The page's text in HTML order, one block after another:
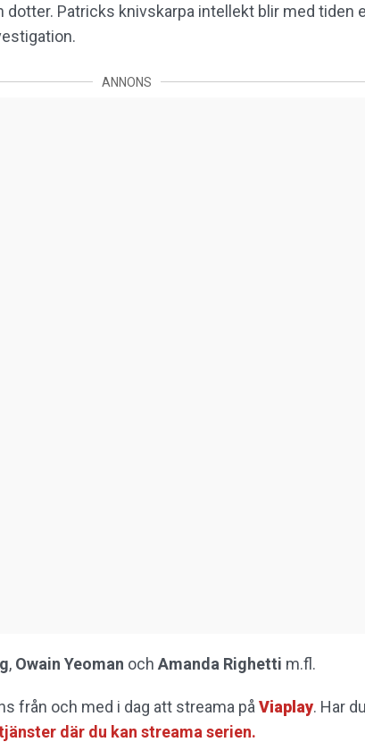
Patricks knivskarpa intellekt blir med tiden
ANNONS
, Owain Yeoman och Amanda Righetti m.fl.
från och med i dag att streama på Viaplay. Har
där du kan streama serien.